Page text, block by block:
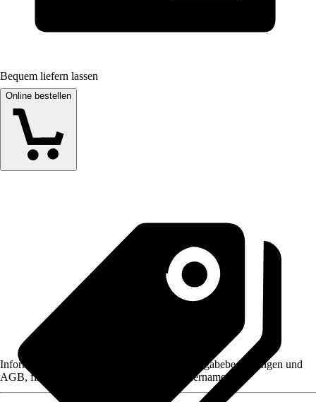
Bequem liefern lassen
Online bestellen
Informationen des Verkäufers, wie z. B. Rückgabebedingungen und
AGB, finden Sie bei Klick auf den Verkäufernamen.